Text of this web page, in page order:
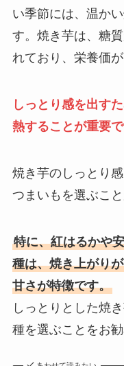
い季節には、温か
す。焼き芋は、糖
れており、栄養価
しっとり感を出す
熱することが重要で
焼き芋のしっとり
つまいもを選ぶこと
特に、紅はるかや
種は、焼き上がり
甘さが特徴です。
しっとりとした焼
種を選ぶことをお勧